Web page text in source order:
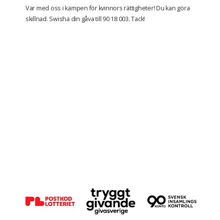
Var med oss i kampen för kvinnors rättigheter! Du kan göra
skillnad. Swisha din gåva till 90 18 003. Tack!